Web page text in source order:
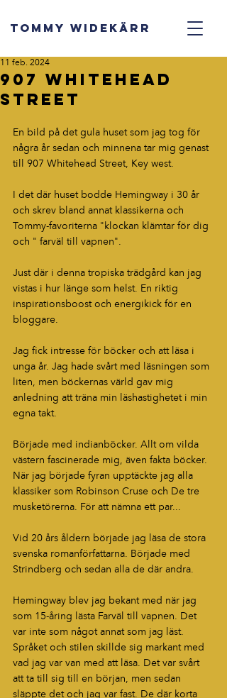
TOMMY WIDEKÄRR
907 Whitehead
street
11 feb. 2024
En bild på det gula huset som jag tog för
några år sedan och minnena tar mig genast
till 907 Whitehead Street, Key west.
I det där huset bodde Hemingway i 30 år
och skrev bland annat klassikerna och
Tommy-favoriterna "klockan klämtar för dig
och " farväl till vapnen".
Just där i denna tropiska trädgård kan jag
vistas i hur länge som helst. En riktig
inspirationsboost och energikick för en
bloggare.
Jag fick intresse för böcker och att läsa i
unga år. Jag hade svårt med läsningen som
liten, men böckernas värld gav mig
anledning att träna min läshastighetet i min
egna takt.
Började med indianböcker. Allt om vilda
västern fascinerade mig, även fakta böcker.
När jag började fyran upptäckte jag alla
klassiker som Robinson Cruse och De tre
musketörerna. För att nämna ett par...
Vid 20 års åldern började jag läsa de stora
svenska romanförfattarna. Började med
Strindberg och sedan alla de där andra.
Hemingway blev jag bekant med när jag
som 15-åring lästa Farväl till vapnen. Det
var inte som något annat som jag läst.
Språket och stilen skillde sig markant med
vad jag var van med att läsa. Det var svårt
att ta till sig till en början, men sedan
släppte det och jag var fast. De där korta